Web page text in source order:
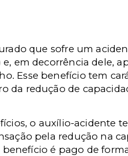
que sofre um
em decorrência dele,
Esse benefício tem
da redução de
o auxílio-acidente
pela redução na
é pago de